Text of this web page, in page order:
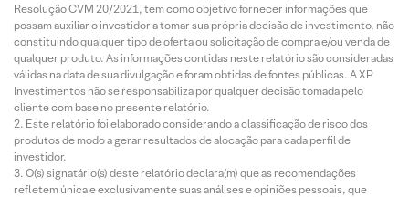
Resolução CVM 20/2021, tem como objetivo fornecer informações que
possam auxiliar o investidor a tomar sua própria decisão de investimento, não
constituindo qualquer tipo de oferta ou solicitação de compra e/ou venda de
qualquer produto. As informações contidas neste relatório são consideradas
válidas na data de sua divulgação e foram obtidas de fontes públicas. A XP
Investimentos não se responsabiliza por qualquer decisão tomada pelo
cliente com base no presente relatório.
Este relatório foi elaborado considerando a classificação de risco dos
produtos de modo a gerar resultados de alocação para cada perfil de
investidor.
O(s) signatário(s) deste relatório declara(m) que as recomendações
refletem única e exclusivamente suas análises e opiniões pessoais, que